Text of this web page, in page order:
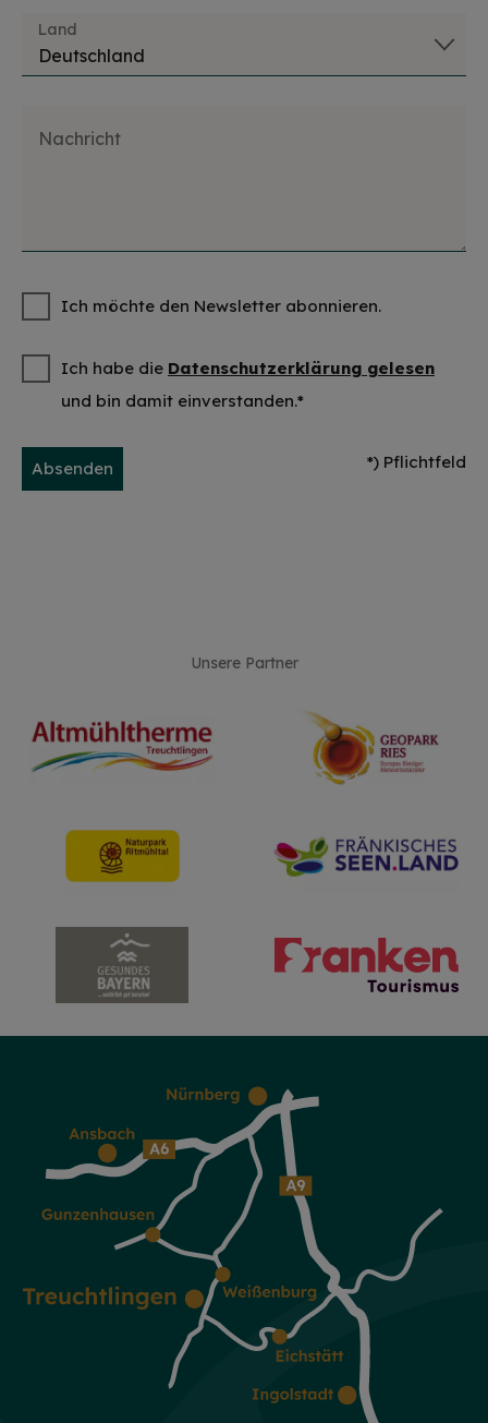
Land
Nachricht
Ich möchte den Newsletter abonnieren.
Ich habe die Datenschutzerklärung gelesen
und bin damit einverstanden.*
Absenden *) Pflichtfeld
Unsere Partner